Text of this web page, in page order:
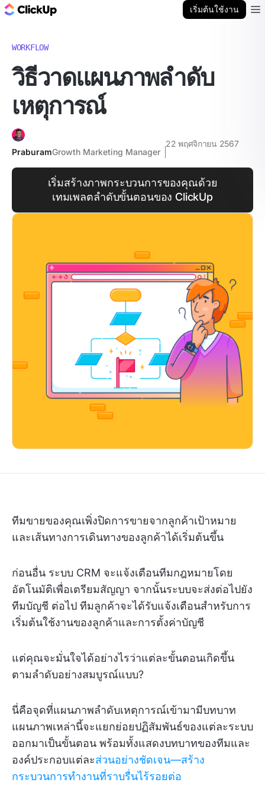
เริ่มต้นใช้งาน
WORKFLOW
วิธีวาดแผนภาพลำดับ
เหตุการณ์
PraburamGrowth Marketing Manager
22 พฤศจิกายน 2567
เริ่มสร้างภาพกระบวนการของคุณด้วย
เทมเพลตลำดับขั้นตอนของ ClickUp
ทีมขายของคุณเพิ่งปิดการขายจากลูกค้าเป้าหมาย
และเส้นทางการเดินทางของลูกค้าได้เริ่มต้นขึ้น
ก่อนอื่น ระบบ CRM จะแจ้งเตือนทีมกฎหมายโดย
อัตโนมัติเพื่อเตรียมสัญญา จากนั้นระบบจะส่งต่อไปยัง
ทีมบัญชี ต่อไป ทีมลูกค้าจะได้รับแจ้งเตือนสำหรับการ
เริ่มต้นใช้งานของลูกค้าและการตั้งค่าบัญชี
แต่คุณจะมั่นใจได้อย่างไรว่าแต่ละขั้นตอนเกิดขึ้น
ตามลำดับอย่างสมบูรณ์แบบ?
นี่คือจุดที่แผนภาพลำดับเหตุการณ์เข้ามามีบทบาท
แผนภาพเหล่านี้จะแยกย่อยปฏิสัมพันธ์ของแต่ละระบบ
ออกมาเป็นขั้นตอน พร้อมทั้งแสดงบทบาทของทีมและ
องค์ประกอบแต่ละส่วนอย่างชัดเจน—สร้าง
กระบวนการทำงานที่ราบรื่นไร้รอยต่อ